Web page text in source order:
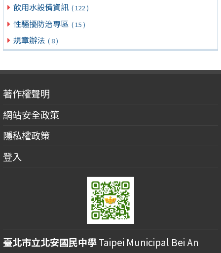
飲用水設備資訊 ( 122 )
性騷擾防治專區 ( 15 )
規章辦法 ( 8 )
著作權聲明
網站安全政策
隱私權政策
登入
臺北市立北安國民中學Taipei Municipal Bei An